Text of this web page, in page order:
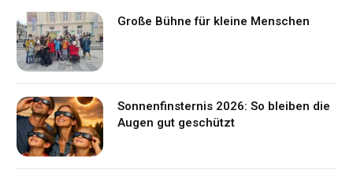
Große Bühne für kleine Menschen
Sonnenfinsternis 2026: So bleiben die
Augen gut geschützt